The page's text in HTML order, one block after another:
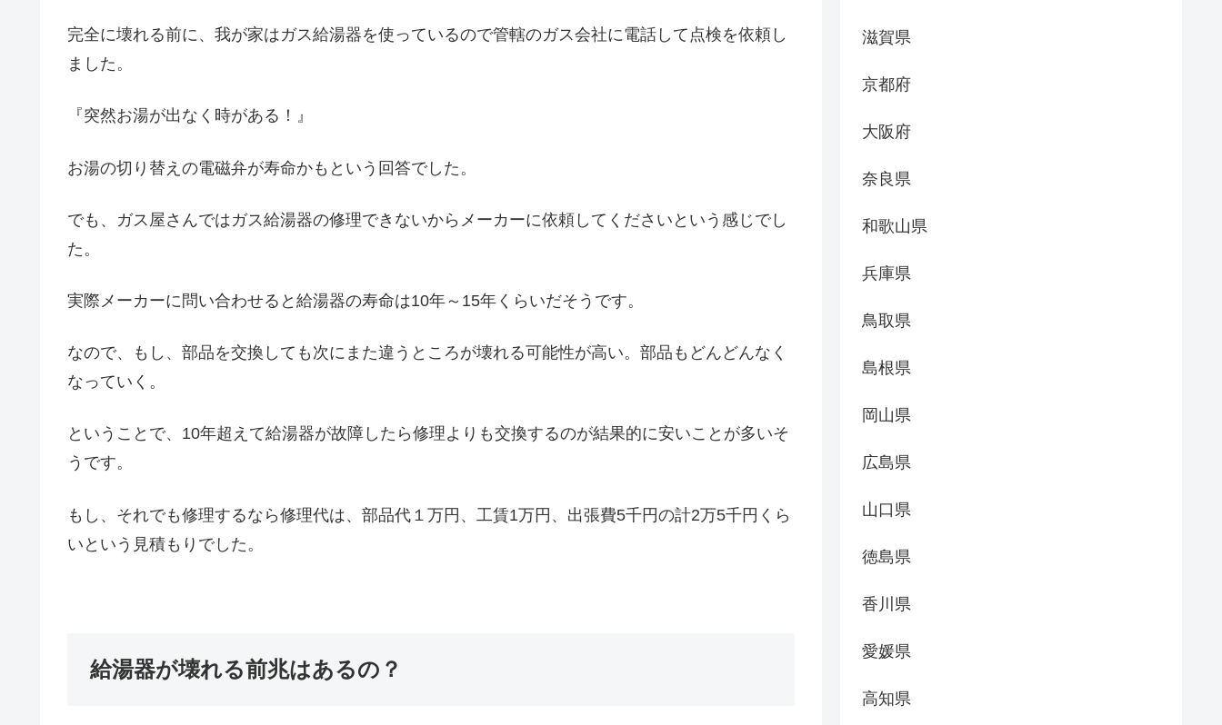
完全に壊れる前に、我が家はガス給湯器を使っているので管轄のガス会社に電話して点検を依頼し
ました。
『突然お湯が出なく時がある！』
お湯の切り替えの電磁弁が寿命かもという回答でした。
でも、ガス屋さんではガス給湯器の修理できないからメーカーに依頼してくださいという感じでし
た。
実際メーカーに問い合わせると給湯器の寿命は10年～15年くらいだそうです。
なので、もし、部品を交換しても次にまた違うところが壊れる可能性が高い。部品もどんどんなく
なっていく。
ということで、10年超えて給湯器が故障したら修理よりも交換するのが結果的に安いことが多いそ
うです。
もし、それでも修理するなら修理代は、部品代１万円、工賃1万円、出張費5千円の計2万5千円くら
いという見積もりでした。
給湯器が壊れる前兆はあるの？
滋賀県
京都府
大阪府
奈良県
和歌山県
兵庫県
鳥取県
島根県
岡山県
広島県
山口県
徳島県
香川県
愛媛県
高知県